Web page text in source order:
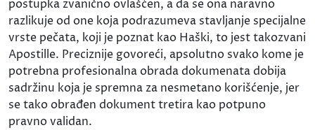
postupka zvanično ovlašćen, a da se ona naravno
razlikuje od one koja podrazumeva stavljanje specijalne
vrste pečata, koji je poznat kao Haški, to jest takozvani
Apostille. Preciznije govoreći, apsolutno svako kome je
potrebna profesionalna obrada dokumenata dobija
sadržinu koja je spremna za nesmetano korišćenje, jer
se tako obrađen dokument tretira kao potpuno
pravno validan.